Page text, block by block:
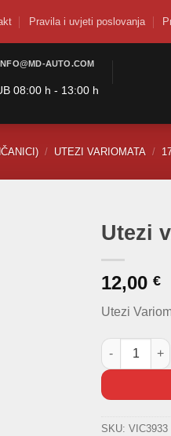
Pravila i uvjeti poslovanja
AUTO.COM
08:00 h - 13:00 h
/ UTEZI VARIOMATA /
Utezi
12,00 €
Utezi
Utezi
SKU: VIC3933